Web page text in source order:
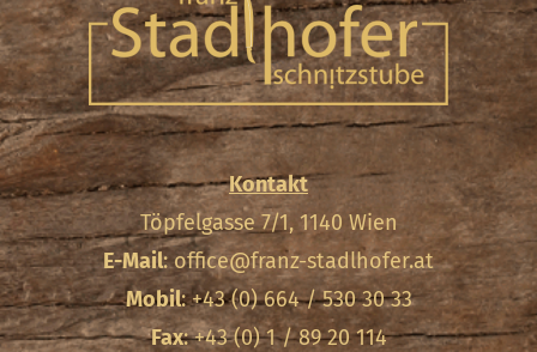
Kontakt
Töpfelgasse 7/1, 1140 Wien
E-Mail:office@franz-stadlhofer.at
Mobil: +43 (0) 664 / 530 30 33
Fax: +43 (0) 1 / 89 20 114